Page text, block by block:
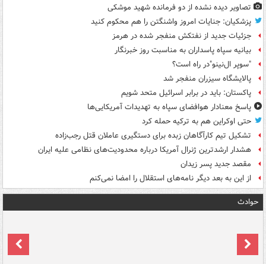
تصاویر دیده‌ نشده از دو فرمانده شهید موشکی
پزشکیان: جنایات امروز واشنگتن را هم محکوم کنید
جزئیات جدید از نفتکش منفجر شده در هرمز
بیانیه سپاه پاسداران به مناسبت روز خبرنگار
"سوپر ال‌نینو"در راه است؟
پالایشگاه سیزران منفجر شد
پاکستان: باید در برابر اسرائیل متحد شویم
پاسخ معنادار هوافضای سپاه به تهدیدات آمریکایی‌ها
حتی اوکراین هم به ترکیه حمله کرد
تشکیل تیم کارآگاهان زبده برای دستگیری عاملان قتل رجب‌زاده
هشدار ارشدترین ژنرال آمریکا درباره محدودیت‌های نظامی علیه ایران
مقصد جدید پسر زیدان
از این به بعد دیگر نامه‌های استقلال را امضا نمی‌کنم
حوادث